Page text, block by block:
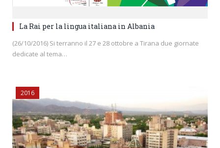
La Rai per la lingua italiana in Albania
(26/10/2016) Si terranno il 27 e 28 ottobre a Tirana due giornate
dedicate al tema…
2016